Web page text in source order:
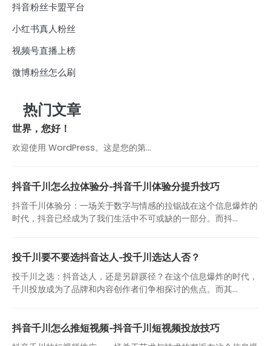
抖音粉丝卡盟平台
小红书真人粉丝
视频号直播上榜
微博粉丝怎么刷
热门文章
世界，您好！
欢迎使用 WordPress。这是您的第…
抖音千川怎么拉体验分-抖音千川体验分提升技巧
抖音千川体验分：一场关于数字与情感的拉锯战在这个信息爆炸的
时代，抖音已经成为了我们生活中不可或缺的一部分。而抖...
投千川要不要选抖音达人-投千川选达人否？
投千川之选：抖音达人，还是另辟蹊径？在这个信息爆炸的时代，
千川投放成为了品牌和内容创作者们争相探讨的焦点。而其...
抖音千川怎么推短视频-抖音千川短视频投放技巧